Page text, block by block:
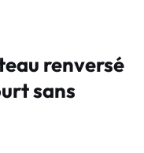
renversé
sans